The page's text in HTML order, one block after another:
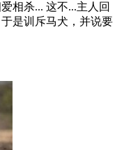
相杀... 这不...主人回
是训斥马犬，并说要